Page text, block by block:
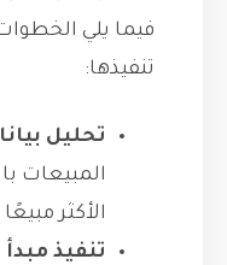
فيما يلي
تنفيذها:
تحليل
المبيعات
الأكثر
تنفيذ